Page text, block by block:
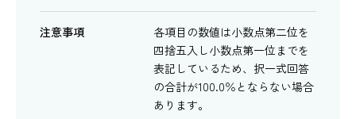
注意事項
各項目の数値は小数点第二位を
四捨五入し小数点第一位までを
表記しているため、択一式回答
の合計が100.0％とならない場合
あります。